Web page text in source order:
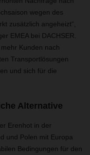
wegen des
zusätzlich angeheizt“,
EMEA bei DACHSER.
Kunden nach
Transportlösungen
und sich für die
Alternative
Erenhot in der
und Polen mit Europa
Bedingungen für den